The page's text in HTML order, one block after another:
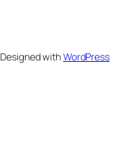
Designed withWordPress